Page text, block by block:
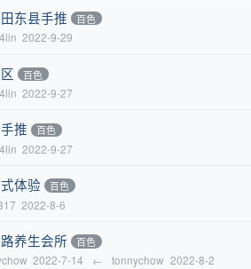
东县手推 百色
2022-9-29
百色
2022-9-27
推 百色
2022-9-27
体验 百色
2022-8-6
养生会所 百色
2022-7-14 ← tonnychow 2022-8-2